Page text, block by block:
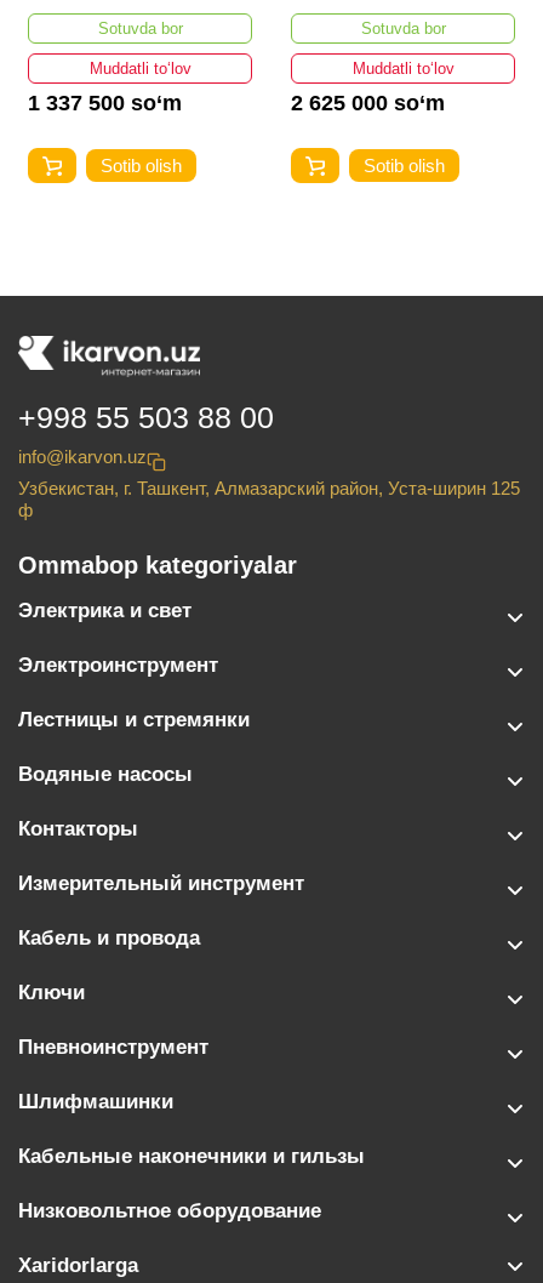
Sotuvda bor
Muddatli to‘lov
1 337 500 so‘m
Sotib olish
MMA/TIG Lift
Sotuvda bor
Muddatli to‘lov
2 625 000 so‘m
Sotib olish
+998 55 503 88 00
info@ikarvon.uz
Узбекистан, г. Ташкент, Алмазарский район, Уста-ширин 125
ф
Ommabop kategoriyalar
Электрика и свет
Электроинструмент
Лестницы и стремянки
Водяные насосы
Контакторы
Измерительный инструмент
Кабель и провода
Ключи
Пневноинструмент
Шлифмашинки
Кабельные наконечники и гильзы
Низковольтное оборудование
Xaridorlarga